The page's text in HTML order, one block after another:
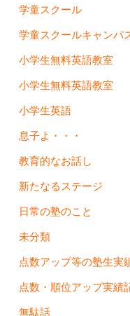
学童スクール
学童スクールキャンパ
小学生無料英語教室
小学生無料英語教室
小学生英語
息子よ・・・
教育的なお話し
新たなるステージ
日常の塾のこと
未分類
点数アップ等の塾生実
点数・順位アップ実績
無駄話